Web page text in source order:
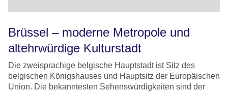
Brüssel – moderne Metropole und
altehrwürdige Kulturstadt
Die zweisprachige belgische Hauptstadt ist Sitz des
belgischen Königshauses und Hauptsitz der Europäischen
Union. Die bekanntesten Sehenswürdigkeiten sind der